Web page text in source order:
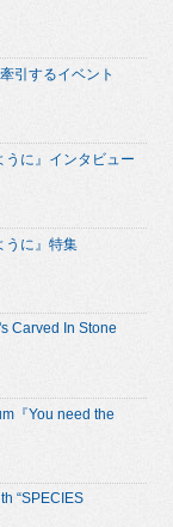
引するイベント
に』インタビュー
うに』特集
Carved In Stone
『You need the
“SPECIES